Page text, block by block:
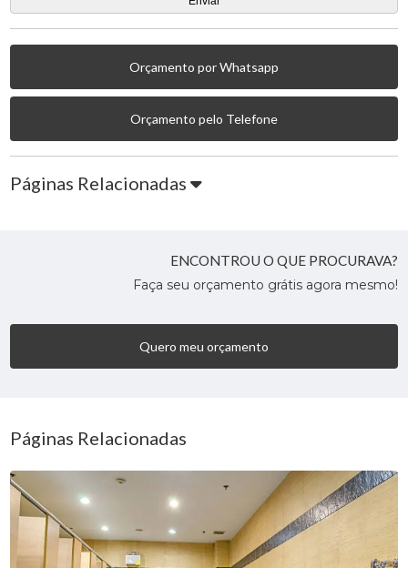
Orçamento por Whatsapp
Orçamento pelo Telefone
Páginas Relacionadas
ENCONTROU O QUE PROCURAVA?
Faça seu orçamento grátis agora mesmo!
Quero meu orçamento
Páginas Relacionadas